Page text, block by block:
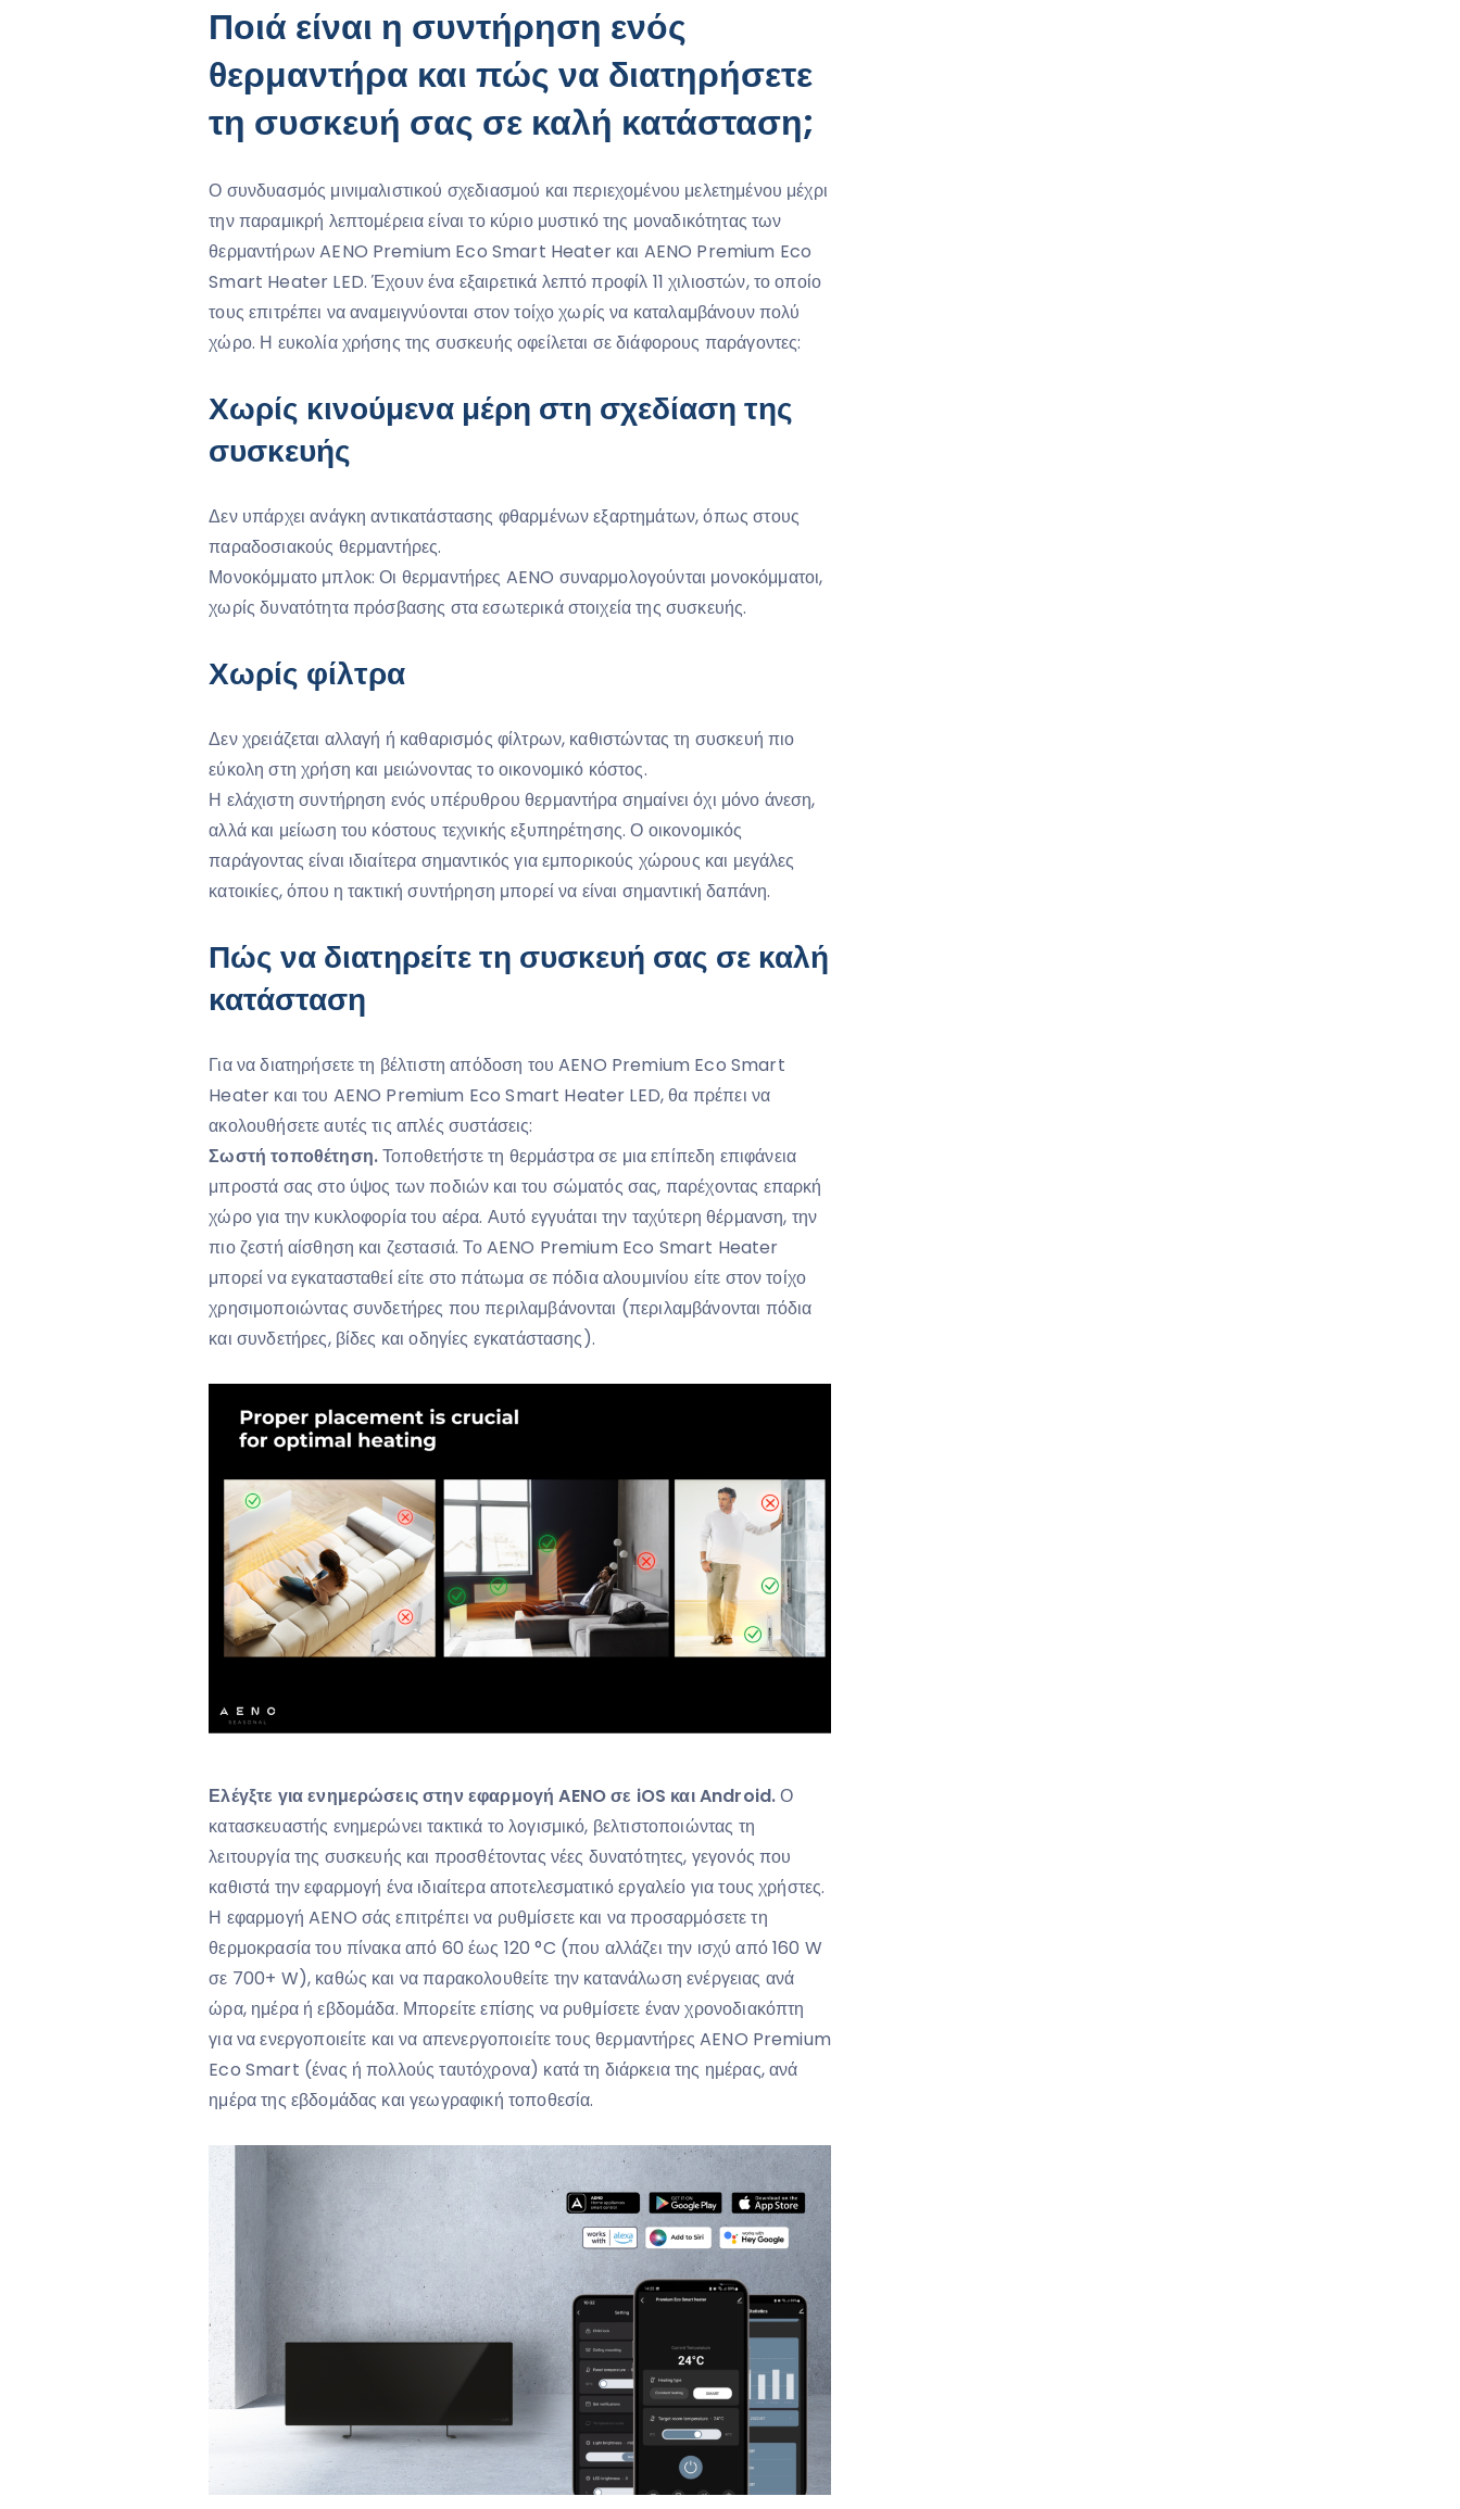
Ποιά είναι η συντήρηση ενός
θερμαντήρα και πώς να διατηρήσετε
τη συσκευή σας σε καλή κατάσταση;
Ο συνδυασμός μινιμαλιστικού σχεδιασμού και περιεχομένου μελετημένου μέχρι
την παραμικρή λεπτομέρεια είναι το κύριο μυστικό της μοναδικότητας των
θερμαντήρων AENO Premium Eco Smart Heater και AENO Premium Eco
Smart Heater LED. Έχουν ένα εξαιρετικά λεπτό προφίλ 11 χιλιοστών, το οποίο
τους επιτρέπει να αναμειγνύονται στον τοίχο χωρίς να καταλαμβάνουν πολύ
χώρο. Η ευκολία χρήσης της συσκευής οφείλεται σε διάφορους παράγοντες:
Χωρίς κινούμενα μέρη στη σχεδίαση της
συσκευής
Δεν υπάρχει ανάγκη αντικατάστασης φθαρμένων εξαρτημάτων, όπως στους
παραδοσιακούς θερμαντήρες.
Μονοκόμματο μπλοκ: Οι θερμαντήρες AENO συναρμολογούνται μονοκόμματοι,
χωρίς δυνατότητα πρόσβασης στα εσωτερικά στοιχεία της συσκευής.
Χωρίς φίλτρα
Δεν χρειάζεται αλλαγή ή καθαρισμός φίλτρων, καθιστώντας τη συσκευή πιο
εύκολη στη χρήση και μειώνοντας το οικονομικό κόστος.
Η ελάχιστη συντήρηση ενός υπέρυθρου θερμαντήρα σημαίνει όχι μόνο άνεση,
αλλά και μείωση του κόστους τεχνικής εξυπηρέτησης. Ο οικονομικός
παράγοντας είναι ιδιαίτερα σημαντικός για εμπορικούς χώρους και μεγάλες
κατοικίες, όπου η τακτική συντήρηση μπορεί να είναι σημαντική δαπάνη.
Πώς να διατηρείτε τη συσκευή σας σε καλή
κατάσταση
Για να διατηρήσετε τη βέλτιστη απόδοση του AENO Premium Eco Smart
Heater και του AENO Premium Eco Smart Heater LED, θα πρέπει να
ακολουθήσετε αυτές τις απλές συστάσεις:
Σωστή τοποθέτηση.Τοποθετήστε τη θερμάστρα σε μια επίπεδη επιφάνεια
μπροστά σας στο ύψος των ποδιών και του σώματός σας, παρέχοντας επαρκή
χώρο για την κυκλοφορία του αέρα. Αυτό εγγυάται την ταχύτερη θέρμανση, την
πιο ζεστή αίσθηση και ζεστασιά. Το AENO Premium Eco Smart Heater
μπορεί να εγκατασταθεί είτε στο πάτωμα σε πόδια αλουμινίου είτε στον τοίχο
χρησιμοποιώντας συνδετήρες που περιλαμβάνονται (περιλαμβάνονται πόδια
και συνδετήρες, βίδες και οδηγίες εγκατάστασης).
Ελέγξτε για ενημερώσεις στην εφαρμογή AENO σε iOS και Android.Ο
κατασκευαστής ενημερώνει τακτικά το λογισμικό, βελτιστοποιώντας τη
λειτουργία της συσκευής και προσθέτοντας νέες δυνατότητες, γεγονός που
καθιστά την εφαρμογή ένα ιδιαίτερα αποτελεσματικό εργαλείο για τους χρήστες.
Η εφαρμογή AENO σάς επιτρέπει να ρυθμίσετε και να προσαρμόσετε τη
θερμοκρασία του πίνακα από 60 έως 120 °C (που αλλάζει την ισχύ από 160 W
σε 700+ W), καθώς και να παρακολουθείτε την κατανάλωση ενέργειας ανά
ώρα, ημέρα ή εβδομάδα. Μπορείτε επίσης να ρυθμίσετε έναν χρονοδιακόπτη
για να ενεργοποιείτε και να απενεργοποιείτε τους θερμαντήρες AENO Premium
Eco Smart (ένας ή πολλούς ταυτόχρονα) κατά τη διάρκεια της ημέρας, ανά
ημέρα της εβδομάδας και γεωγραφική τοποθεσία.